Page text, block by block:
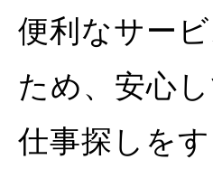
便利なサー
ため、安心
仕事探しを